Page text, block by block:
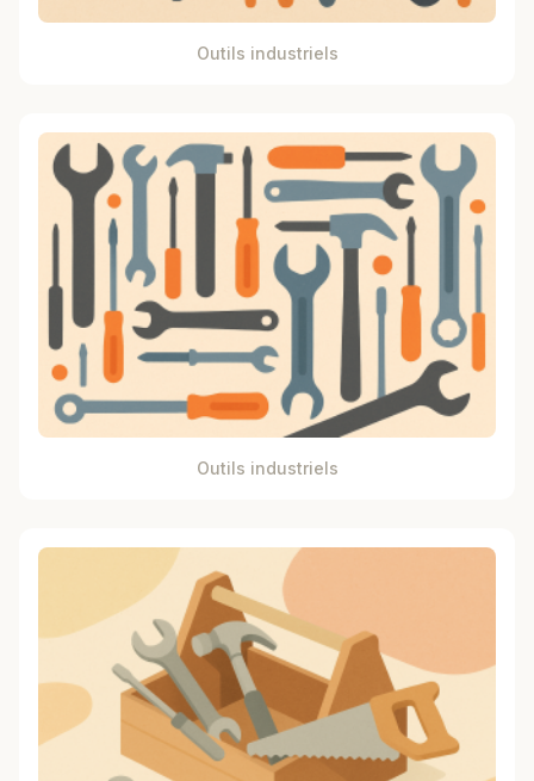
Outils industriels
Outils industriels